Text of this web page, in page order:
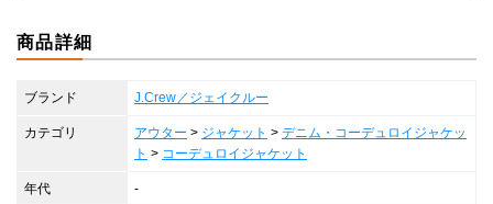
商品詳細
ブランド J.Crew／ジェイクルー
カテゴリ アウター > ジャケット > デニム・コーデュロイジャケッ
ト > コーデュロイジャケット
年代 -